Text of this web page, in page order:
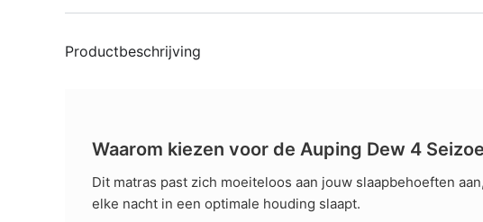
Productbeschrijving
Waarom kiezen voor de Auping Dew 4
Dit matras past zich moeiteloos aan jouw slaapbehoeften
elke nacht in een optimale houding slaapt.